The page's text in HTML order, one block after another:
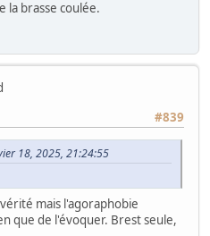
la brasse coulée.
#839
18, 2025, 21:24:55
mais l'agoraphobie
que de l'évoquer. Brest seule,